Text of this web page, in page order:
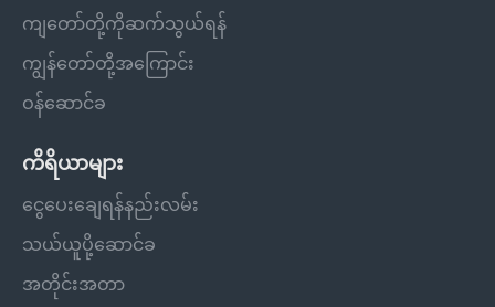
ကျတော်တို့ကိုဆက်သွယ်ရန်
ကျွန်တော်တို့အကြောင်း
ဝန်ဆောင်ခ
ကိရိယာများ
ငွေပေးချေရန်နည်းလမ်း
သယ်ယူပို့ဆောင်ခ
အတိုင်းအတာ